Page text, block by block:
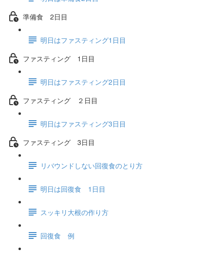
準備食 2日目
明日はファスティング1日目
ファスティング 1日目
明日はファスティング2日目
ファスティング ２日目
明日はファスティング3日目
ファスティング 3日目
リバウンドしない回復食のとり方
明日は回復食 1日目
スッキリ大根の作り方
回復食 例